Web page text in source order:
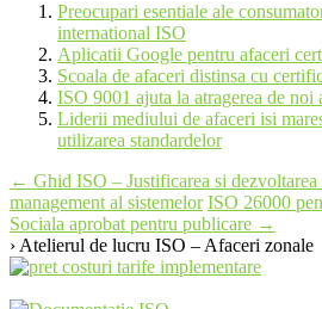
Preocupari esentiale ale
international ISO
Aplicatii Google pentru afaceri
Scoala de afaceri distinsa cu
ISO 9001 ajuta la atragerea de noi
Liderii mediului de afaceri isi
utilizarea standardelor
Post
navigation
← Ghid ISO – Justificarea si dezvoltarea
management al sistemelor ISO 26000
Sociala aprobat pentru publicare →
› Atelierul de lucru ISO – Afaceri zonale